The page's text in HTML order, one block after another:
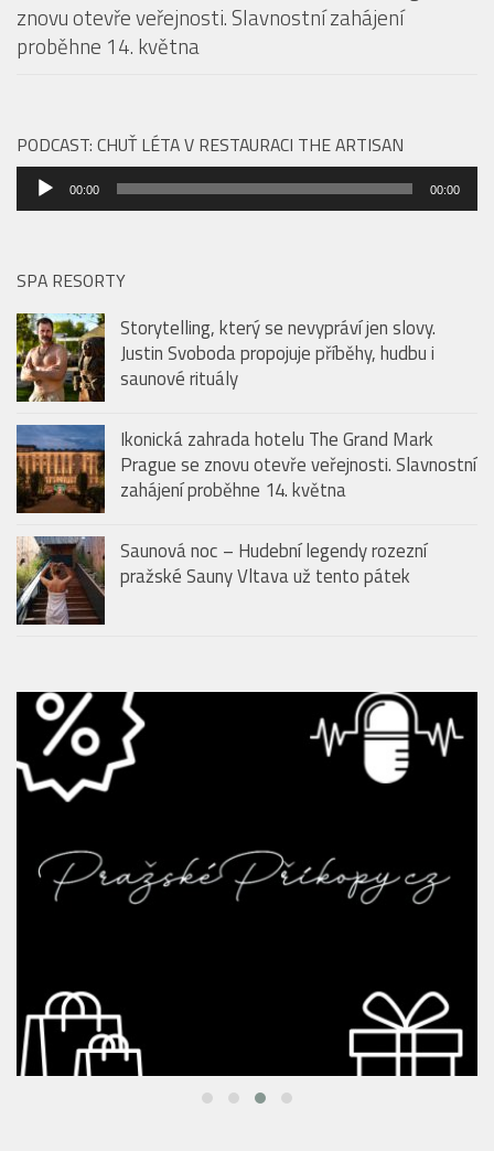
znovu otevře veřejnosti. Slavnostní zahájení
proběhne 14. května
PODCAST: CHUŤ LÉTA V RESTAURACI THE ARTISAN
Audio
přehrávač
00:00 00:00
SPA RESORTY
Storytelling, který se nevypráví jen slovy.
Justin Svoboda propojuje příběhy, hudbu i
saunové rituály
Ikonická zahrada hotelu The Grand Mark
Prague se znovu otevře veřejnosti. Slavnostní
zahájení proběhne 14. května
Saunová noc – Hudební legendy rozezní
pražské Sauny Vltava už tento pátek